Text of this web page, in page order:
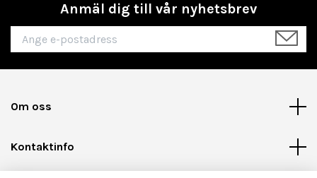
Anmäl dig till vår nyhetsbrev
Om oss
Kontaktinfo